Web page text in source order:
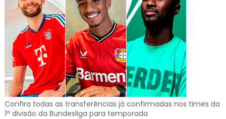
Confira todas as transferências já confirmadas nos times da
1ª divisão da Bundesliga para temporada